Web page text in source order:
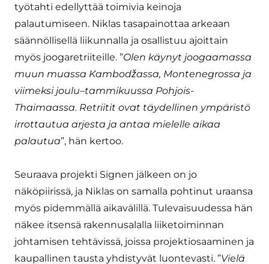
työtahti edellyttää toimivia keinoja
palautumiseen. Niklas tasapainottaa arkeaan
säännöllisellä liikunnalla ja osallistuu ajoittain
myös joogaretriiteille. ”Olen käynyt joogaamassa
muun muassa Kambodžassa, Montenegrossa ja
viimeksi joulu–tammikuussa Pohjois-
Thaimaassa. Retriitit ovat täydellinen ympäristö
irrottautua arjesta ja antaa mielelle aikaa
palautua”, hän kertoo.
Seuraava projekti Signen jälkeen on jo
näköpiirissä, ja Niklas on samalla pohtinut uraansa
myös pidemmällä aikavälillä. Tulevaisuudessa hän
näkee itsensä rakennusalalla liiketoiminnan
johtamisen tehtävissä, joissa projektiosaaminen ja
kaupallinen tausta yhdistyvät luontevasti. ”Vielä